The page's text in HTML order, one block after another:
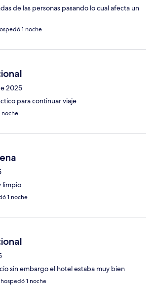
de las personas pasando lo cual afecta un
1 noche
2025
para continuar viaje
noche
limpio
1 noche
sin embargo el hotel estaba muy bien
1 noche